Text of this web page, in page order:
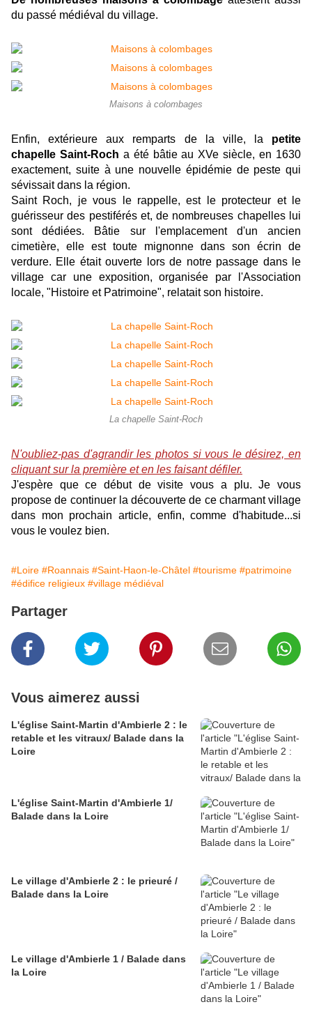
du passé médiéval du village.
Maisons à colombages
Enfin, extérieure aux remparts de la ville, la petite
chapelle Saint-Roch a été bâtie au XVe siècle, en 1630
exactement, suite à une nouvelle épidémie de peste qui
sévissait dans la région.
Saint Roch, je vous le rappelle, est le protecteur et le
guérisseur des pestiférés et, de nombreuses chapelles lui
sont dédiées. Bâtie sur l'emplacement d'un ancien
cimetière, elle est toute mignonne dans son écrin de
verdure. Elle était ouverte lors de notre passage dans le
village car une exposition, organisée par l'Association
locale, "Histoire et Patrimoine", relatait son histoire.
La chapelle Saint-Roch
N'oubliez-pas d'agrandir les photos si vous le désirez, en
cliquant sur la première et en les faisant défiler.
J'espère que ce début de visite vous a plu. Je vous
propose de continuer la découverte de ce charmant village
dans mon prochain article, enfin, comme d'habitude...si
vous le voulez bien.
#Loire #Roannais #Saint-Haon-le-Châtel #tourisme #patrimoine
#édifice religieux #village médiéval
Partager
Vous aimerez aussi
L'église Saint-Martin d'Ambierle 2 : le
retable et les vitraux/ Balade dans la
Loire
L'église Saint-Martin d'Ambierle 1/
Balade dans la Loire
Le village d'Ambierle 2 : le prieuré /
Balade dans la Loire
Le village d'Ambierle 1 / Balade dans
la Loire